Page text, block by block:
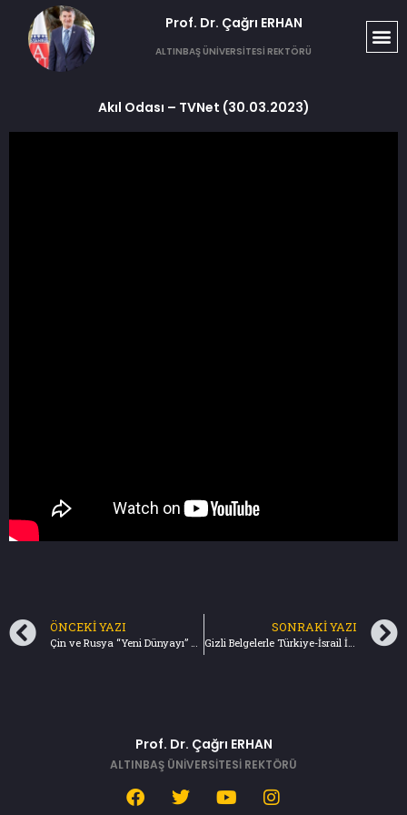
Prof. Dr. Çağrı ERHAN​
ALTINBAŞ ÜNİVERSİTESİ REKTÖRÜ
Akıl Odası – TVNet (30.03.2023)
ÖNCEKI YAZI SONRAKI YAZI
Gizli Belgelerle Türkiye-İsrail İlişkileri (01.04.2023)
Prof. Dr. Çağrı ERHAN
ALTINBAŞ ÜNİVERSİTESİ REKTÖRÜ